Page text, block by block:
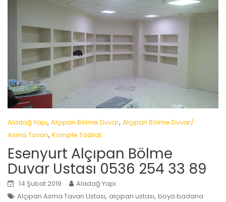
Aladağ Yapı, Alçıpan Bölme Duvar, Alçıpan Bölme Duvar/
Asma Tavan, Komple Tadilat
Esenyurt Alçıpan Bölme
Duvar Ustası 0536 254 33 89
14 Şubat 2019
Aladağ Yapı
Alçıpan Asma Tavan Ustası, alçıpan ustası, boya badana